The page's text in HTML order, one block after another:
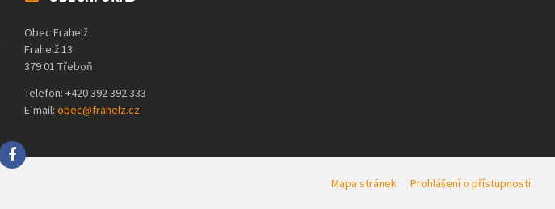
Obec Frahelž
Frahelž 13
379 01 Třeboň
Telefon: +420 392 392 333
E-mail: obec@frahelz.cz
Mapa stránek Prohlášení o přístupnosti